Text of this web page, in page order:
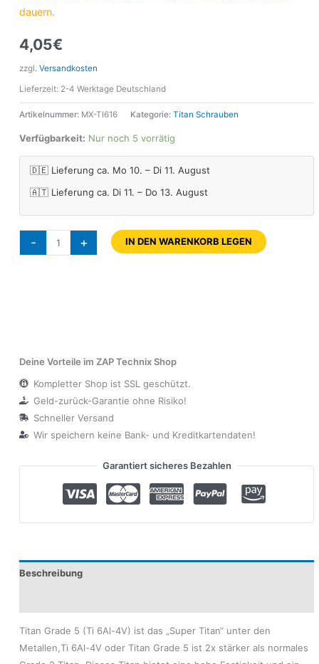
dauern.
4,05€
zzgl. Versandkosten
Lieferzeit: 2-4 Werktage Deutschland
Artikelnummer: MX-TI616 Kategorie: Titan Schrauben
Verfügbarkeit: Nur noch 5 vorrätig
🇩🇪 Lieferung ca. Mo 10. – Di 11. August
🇦🇹 Lieferung ca. Di 11. – Do 13. August
- + IN DEN WARENKORB LEGEN
Deine Vorteile im ZAP Technix Shop
Kompletter Shop ist SSL geschützt.
Geld-zurück-Garantie ohne Risiko!
Schneller Versand
Wir speichern keine Bank- und Kreditkartendaten!
Garantiert sicheres Bezahlen
Beschreibung
Titan Grade 5 (Ti 6Al-4V) ist das „Super Titan“ unter den
Metallen,Ti 6Al-4V oder Titan Grade 5 ist 2x stärker als normales